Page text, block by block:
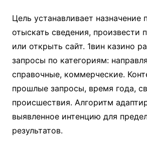
Цель устанавливает назначение
отыскать сведения, произвести
или открыть сайт. 1вин казино
запросы по категориям:
справочные, коммерческие.
прошлые запросы, время года,
происшествия. Алгоритм
выявленное интенцию для
результатов.